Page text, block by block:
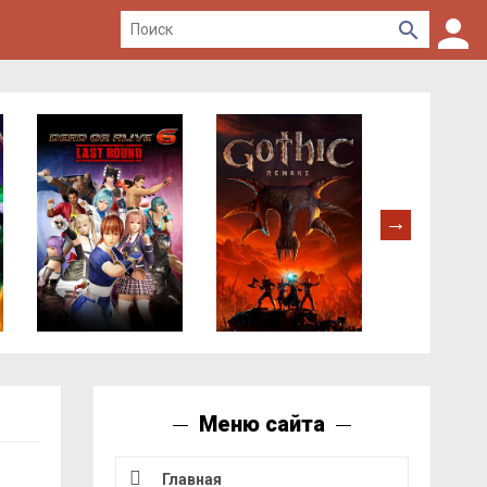
Меню сайта
Главная